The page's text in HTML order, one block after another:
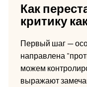
Как
критику
Первый шаг —
направлена
можем
выражают